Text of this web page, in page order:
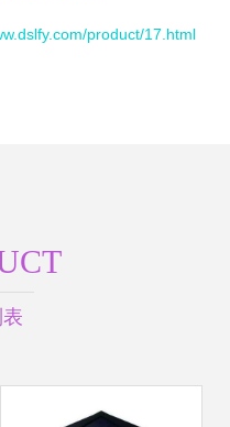
product/17.html